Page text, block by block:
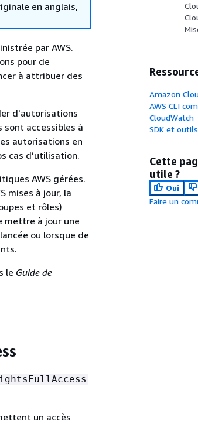
en anglais,
par AWS.
pour de
à attribuer des
d'autorisations
accessibles à
autorisations en
cas d’utilisation.
AWS gérées.
mises à jour, la
et rôles)
mettre à jour une
ou lorsque de
le Guide de
un accès
Amazon
AWS CLI
CloudWatch
SDK et outils
Cette
utile ?
Oui
Faire un